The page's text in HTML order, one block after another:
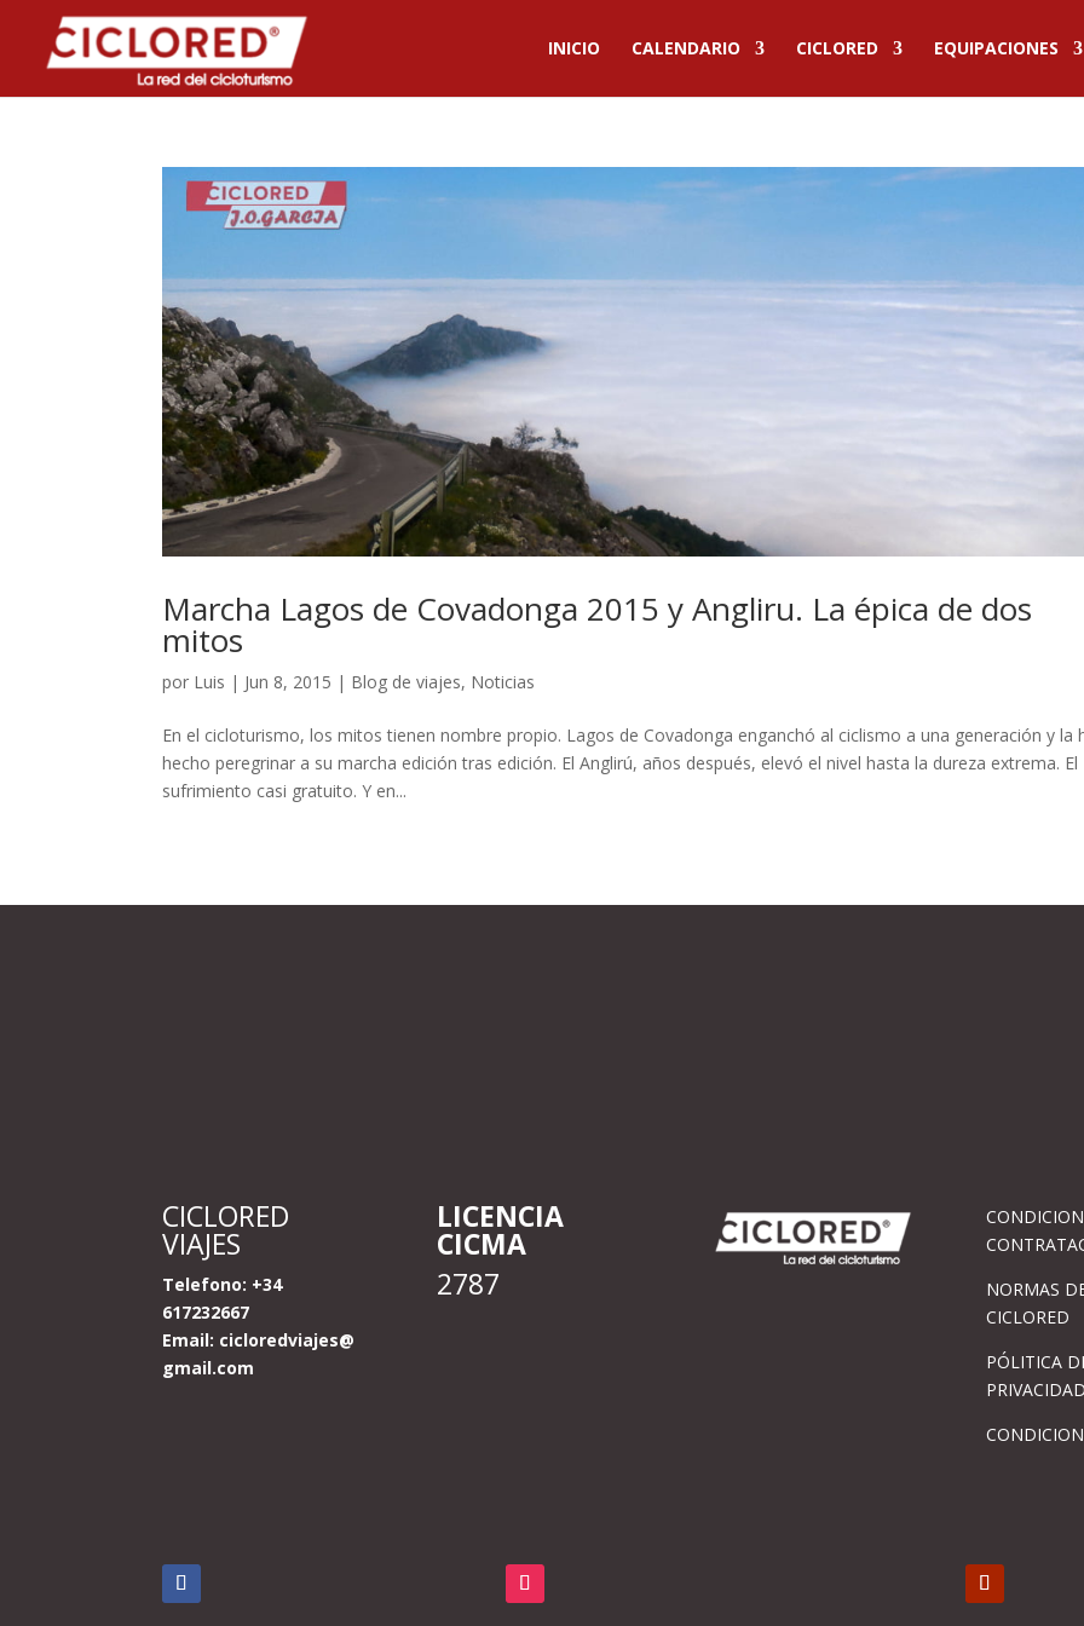
INICIO CALENDARIO CICLORED EQUIPACIONES
Marcha Lagos de Covadonga 2015 y Angliru. La épica de dos
mitos
por Luis | Jun 8, 2015 | Blog de viajes, Noticias
En el cicloturismo, los mitos tienen nombre propio. Lagos de Covadonga enganchó al ciclismo a una generación y la
hecho peregrinar a su marcha edición tras edición. El Anglirú, años después, elevó el nivel hasta la dureza extrema. El
sufrimiento casi gratuito. Y en...
CICLORED
VIAJES
Telefono: +34
617232667
Email: cicloredviajes@
gmail.com
LICENCIA
CICMA
2787
NORMAS
CICLORED
PÓLITICA